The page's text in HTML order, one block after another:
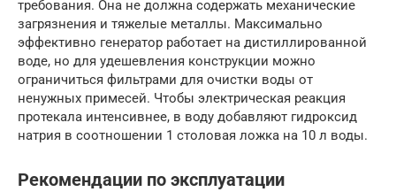
требования. Она не должна содержать механические
загрязнения и тяжелые металлы. Максимально
эффективно генератор работает на дистиллированной
воде, но для удешевления конструкции можно
ограничиться фильтрами для очистки воды от
ненужных примесей. Чтобы электрическая реакция
протекала интенсивнее, в воду добавляют гидроксид
натрия в соотношении 1 столовая ложка на 10 л воды.
Рекомендации по эксплуатации